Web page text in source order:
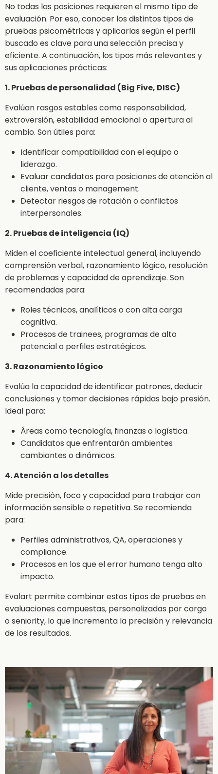
No todas las posiciones requieren el mismo tipo de
evaluación. Por eso, conocer los distintos tipos de
pruebas psicométricas y aplicarlas según el perfil
buscado es clave para una selección precisa y
eficiente. A continuación, los tipos más relevantes y
sus aplicaciones prácticas:
1. Pruebas de personalidad (Big Five, DISC)
Evalúan rasgos estables como responsabilidad,
extroversión, estabilidad emocional o apertura al
cambio. Son útiles para:
Identificar compatibilidad con el equipo o
liderazgo.
Evaluar candidatos para posiciones de atención al
cliente, ventas o management.
Detectar riesgos de rotación o conflictos
interpersonales.
2. Pruebas de inteligencia (IQ)
Miden el coeficiente intelectual general, incluyendo
comprensión verbal, razonamiento lógico, resolución
de problemas y capacidad de aprendizaje. Son
recomendadas para:
Roles técnicos, analíticos o con alta carga
cognitiva.
Procesos de trainees, programas de alto
potencial o perfiles estratégicos.
3. Razonamiento lógico
Evalúa la capacidad de identificar patrones, deducir
conclusiones y tomar decisiones rápidas bajo presión.
Ideal para:
Áreas como tecnología, finanzas o logística.
Candidatos que enfrentarán ambientes
cambiantes o dinámicos.
4. Atención a los detalles
Mide precisión, foco y capacidad para trabajar con
información sensible o repetitiva. Se recomienda
para:
Perfiles administrativos, QA, operaciones y
compliance.
Procesos en los que el error humano tenga alto
impacto.
Evalart permite combinar estos tipos de pruebas en
evaluaciones compuestas, personalizadas por cargo
o seniority, lo que incrementa la precisión y relevancia
de los resultados.